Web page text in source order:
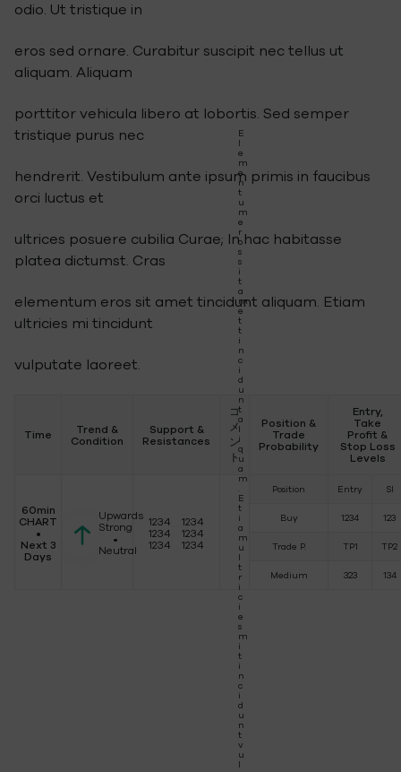
odio. Ut tristique in
eros sed ornare. Curabitur suscipit nec tellus ut
aliquam. Aliquam
porttitor vehicula libero at lobortis. Sed semper
tristique purus nec
hendrerit. Vestibulum ante ipsum primis in faucibus
orci luctus et
ultrices posuere cubilia Curae; In hac habitasse
platea dictumst. Cras
elementum eros sit amet tincidunt aliquam. Etiam
ultricies mi tincidunt
vulputate laoreet.
Time
Trend &
Condition
Support &
Resistances
コ
メ
ン
ト
Position &
Trade
Probability
Entry,
Take
Profit &
Stop Loss
Levels
60min
CHART
•
Next 3
Days
Upwards
Strong
•
Neutral
1234 1234
1234 1234
1234 1234
E
l
e
m
e
n
t
u
m
e
r
o
s
s
i
t
a
m
e
t
t
i
n
c
i
d
u
n
t
a
l
i
q
u
a
m
E
t
i
a
m
u
l
t
r
i
c
i
e
s
m
i
t
i
n
c
i
d
u
n
t
v
u
l
Position
Buy
Trade P.
Medium
Entry Sl
1234 123
TP1 TP2
323 134